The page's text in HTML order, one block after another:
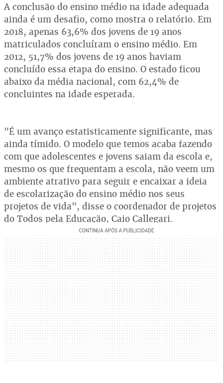
A conclusão do ensino médio na idade adequada
ainda é um desafio, como mostra o relatório. Em
2018, apenas 63,6% dos jovens de 19 anos
matriculados concluíram o ensino médio. Em
2012, 51,7% dos jovens de 19 anos haviam
concluído essa etapa do ensino. O estado ficou
abaixo da média nacional, com 62,4% de
concluintes na idade esperada.
"É um avanço estatisticamente significante, mas
ainda tímido. O modelo que temos acaba fazendo
com que adolescentes e jovens saiam da escola e,
mesmo os que frequentam a escola, não veem um
ambiente atrativo para seguir e encaixar a ideia
de escolarização do ensino médio nos seus
projetos de vida", disse o coordenador de projetos
do Todos pela Educação, Caio Callegari.